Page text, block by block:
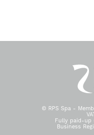
© RPS Spa -
Fully paid-up
Business